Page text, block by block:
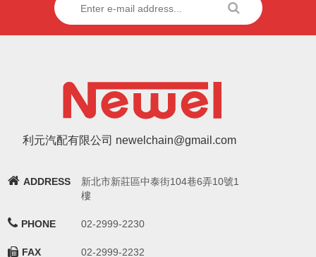
利元汽配有限公司 newelchain@gmail.com
ADDRESS
新北市新莊區中泰街104巷6弄10號1
樓
PHONE 02-2999-2230
FAX 02-2999-2232